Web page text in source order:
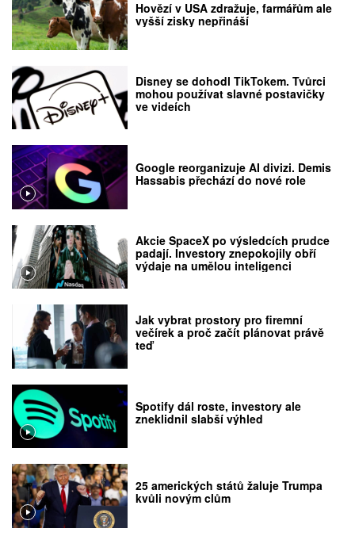
Hovězí v USA zdražuje, farmářům ale
vyšší zisky nepřináší
Disney se dohodl TikTokem. Tvůrci
mohou používat slavné postavičky
ve videích
Google reorganizuje AI divizi. Demis
Hassabis přechází do nové role
Akcie SpaceX po výsledcích prudce
padají. Investory znepokojily obří
výdaje na umělou inteligenci
Jak vybrat prostory pro firemní
večírek a proč začít plánovat právě
teď
Spotify dál roste, investory ale
zneklidnil slabší výhled
25 amerických států žaluje Trumpa
kvůli novým clům